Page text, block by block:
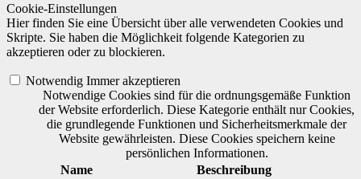
Cookie-Einstellungen
Hier finden Sie eine Übersicht über alle verwendeten Cookies und
Skripte. Sie haben die Möglichkeit folgende Kategorien zu
akzeptieren oder zu blockieren.
Notwendig Immer akzeptieren
Notwendige Cookies sind für die ordnungsgemäße Funktion
der Website erforderlich. Diese Kategorie enthält nur Cookies,
die grundlegende Funktionen und Sicherheitsmerkmale der
Website gewährleisten. Diese Cookies speichern keine
persönlichen Informationen.
Name
Beschreibung